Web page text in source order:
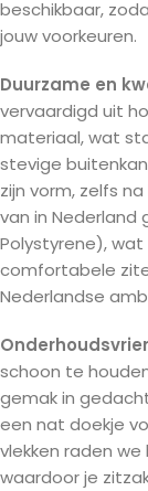
beschikbaar,
jouw voorkeuren.
Duurzame en
vervaardigd uit
materiaal, wat
stevige
zijn vorm, zelfs
van in Nederland
Polystyrene),
comfortabele
Nederlandse
schoon te
gemak in
een nat doekje
vlekken raden
waardoor je